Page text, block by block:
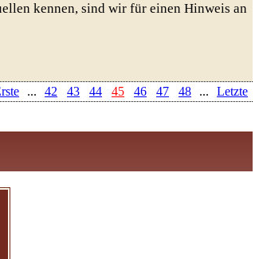
kennen, sind wir für einen Hinweis an
... 42 43 44 45 46 47 48 ...
Letzte